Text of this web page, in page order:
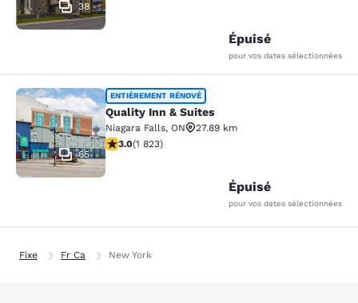
38
Épuisé
pour vos dates sélectionnées
Quality Inn & Suites
65
ENTIÈREMENT RÉNOVÉ
Quality Inn & Suites
Niagara Falls, ON
27.89 km
2.96 étoiles. Moyen. 1823 commentaires
3.0(1 823)
Épuisé
pour vos dates sélectionnées
Fixe Fr Ca New York